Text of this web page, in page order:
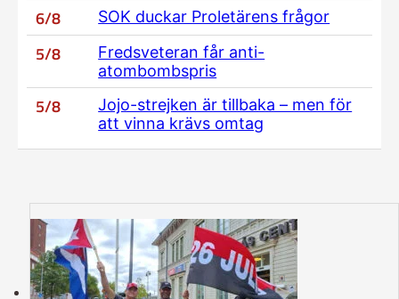
6/8 SOK duckar Proletärens frågor
5/8
Fredsveteran får anti-
atombombspris
5/8
Jojo-strejken är tillbaka – men för
att vinna krävs omtag